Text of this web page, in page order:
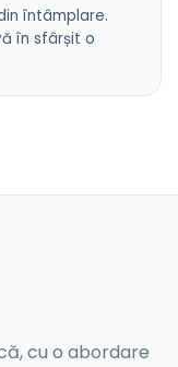
întâmplare.
în sfârșit o
cu o abordare